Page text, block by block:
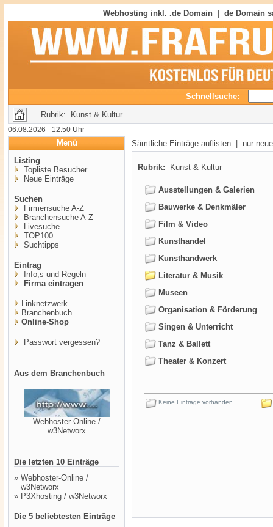
Webhosting inkl. .de Domain de Domain
Schnellsuche:
Rubrik: Kunst & Kultur
06.08.2026 - 12:50 Uhr
Menü
Listing
Topliste Besucher
Neue Einträge
Suchen
Firmensuche A-Z
Branchensuche A-Z
Livesuche
TOP100
Suchtipps
Eintrag
Info,s und Regeln
Firma eintragen
Linknetzwerk
Branchenbuch
Online-Shop
Passwort vergessen?
Aus dem Branchenbuch
Webhoster-Online /
w3Networx
Die letzten 10 Einträge
» Webhoster-Online /
w3Networx
» P3Xhosting / w3Networx
Die 5 beliebtesten Einträge
Sämtliche Einträge auflisten | nur
Rubrik: Kunst & Kultur
Ausstellungen & Galerien
Bauwerke & Denkmäler
Film & Video
Kunsthandel
Kunsthandwerk
Literatur & Musik
Museen
Organisation & Förderung
Singen & Unterricht
Tanz & Ballett
Theater & Konzert
Keine Einträge vorhanden